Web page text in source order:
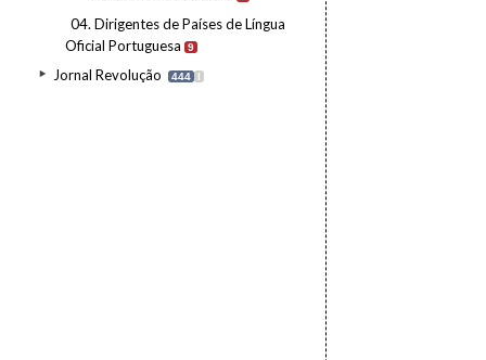
04. Dirigentes de Países de Língua
Oficial Portuguesa
9
Jornal Revolução 444 I